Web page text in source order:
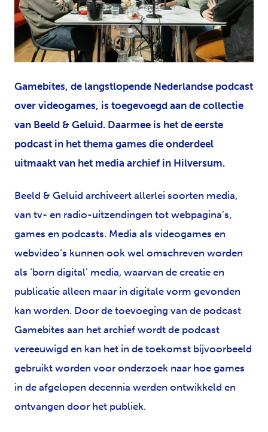
JPG
Gamebites, de langstlopende Nederlandse podcast
over videogames, is toegevoegd aan de collectie
van Beeld & Geluid. Daarmee is het de eerste
podcast in het thema games die onderdeel
uitmaakt van het media archief in Hilversum.
Beeld & Geluid archiveert allerlei soorten media,
van tv- en radio-uitzendingen tot webpagina’s,
games en podcasts. Media als videogames en
webvideo’s kunnen ook wel omschreven worden
als ‘born digital’ media, waarvan de creatie en
publicatie alleen maar in digitale vorm gevonden
kan worden. Door de toevoeging van de podcast
Gamebites aan het archief wordt de podcast
vereeuwigd en kan het in de toekomst bijvoorbeeld
gebruikt worden voor onderzoek naar hoe games
in de afgelopen decennia werden ontwikkeld en
ontvangen door het publiek.